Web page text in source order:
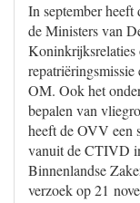
In september
de Ministers van
Koninkrijksrelaties
OM. Ook het
bepalen van
heeft de OVV een
vanuit de CTIVD
Binnenlandse
verzoek op 21